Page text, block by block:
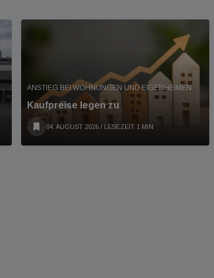
ANSTIEG BEI WOHNUNGEN UND EIGENHEIMEN
Kaufpreise legen zu
04. AUGUST 2026 / LESEZEIT 1 MIN